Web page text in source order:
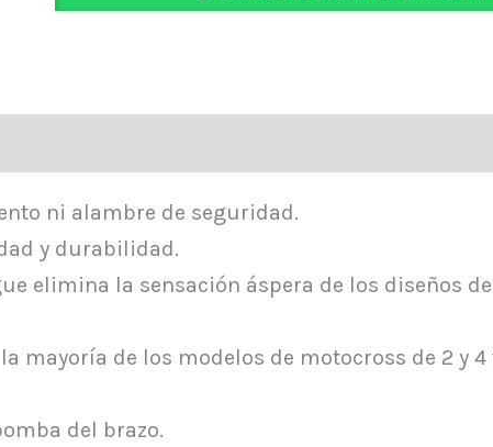
ni alambre de seguridad.
y durabilidad.
elimina la sensación áspera de los diseños
mayoría de los modelos de motocross de 2 y
del brazo.